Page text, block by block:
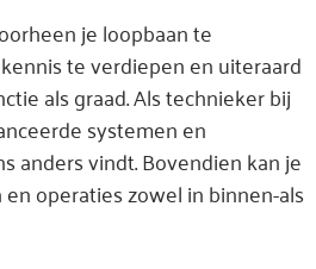
je loopbaan te
te verdiepen en uiteraard
als graad. Als technieker bij
systemen en
anders vindt. Bovendien kan je
operaties zowel in binnen-als